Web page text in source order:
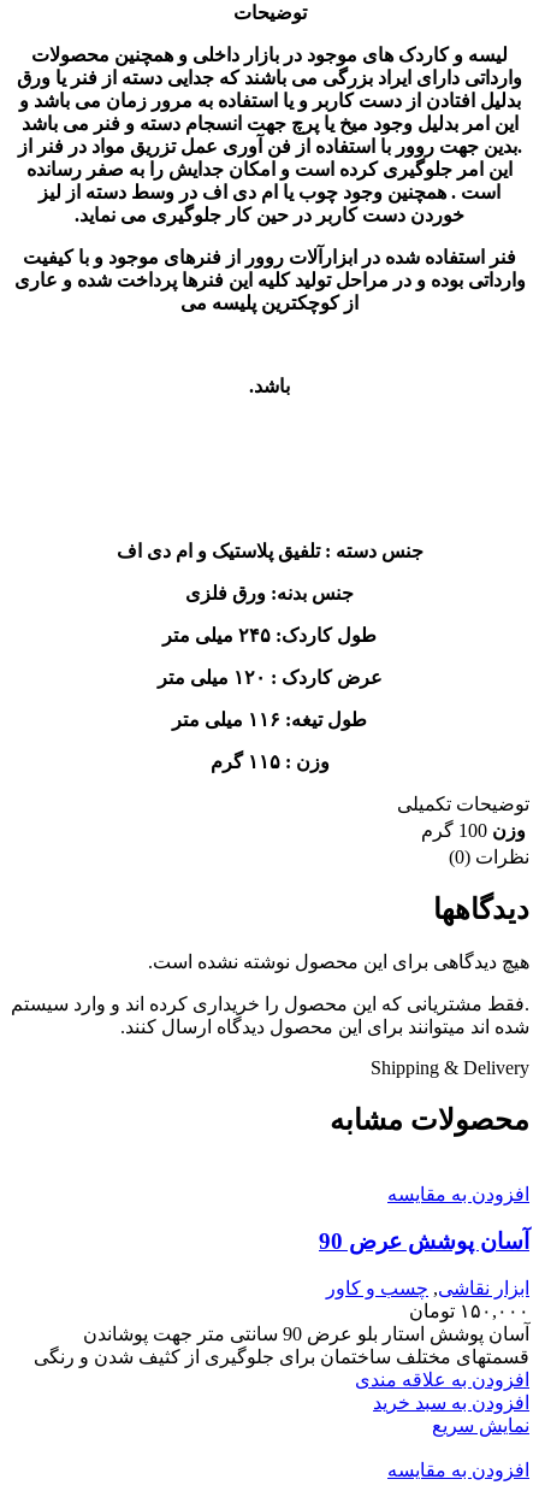
توضیحات
لیسه و کاردک های موجود در بازار داخلی و همچنین محصولات
وارداتی دارای ایراد بزرگی می باشند که جدایی دسته از فنر یا ورق
بدلیل افتادن از دست کاربر و یا استفاده به مرور زمان می باشد و
این امر بدلیل وجود میخ یا پرچ جهت انسجام دسته و فنر می باشد
.بدین جهت روور با استفاده از فن آوری عمل تزریق مواد در فنر از
این امر جلوگیری کرده است و امکان جدایش را به صفر رسانده
است . همچنین وجود چوب یا ام دی اف در وسط دسته از لیز
خوردن دست کاربر در حین کار جلوگیری می نماید.
فنر استفاده شده در ابزارآلات روور از فنرهای موجود و با کیفیت
وارداتی بوده و در مراحل تولید کلیه این فنرها پرداخت شده و عاری
از کوچکترین پلیسه می
باشد.
جنس دسته : تلفیق پلاستیک و ام دی اف
جنس بدنه: ورق فلزی
طول کاردک: ۲۴۵ میلی متر
عرض کاردک : ۱۲۰ میلی متر
طول تیغه: ۱۱۶ میلی متر
وزن : ۱۱۵ گرم
توضیحات تکمیلی
وزن 100 گرم
نظرات (0)
دیدگاهها
هیچ دیدگاهی برای این محصول نوشته نشده است.
.فقط مشتریانی که این محصول را خریداری کرده اند و وارد سیستم
شده اند میتوانند برای این محصول دیدگاه ارسال کنند.
Shipping & Delivery
محصولات مشابه
افزودن به مقایسه
آسان پوشش عرض 90
ابزار نقاشی, چسب و کاور
۱۵۰,۰۰۰ تومان
آسان پوشش استار بلو عرض 90 سانتی متر جهت پوشاندن
قسمتهای مختلف ساختمان برای جلوگیری از کثیف شدن و رنگی
افزودن به علاقه مندی
افزودن به سبد خرید
نمایش سریع
افزودن به مقایسه